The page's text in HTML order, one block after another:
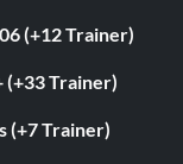
(+12 Trainer)
(+33 Trainer)
(+7 Trainer)